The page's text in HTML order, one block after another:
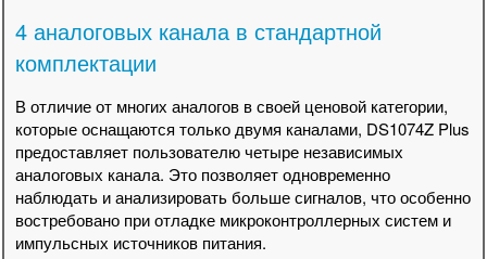
4 аналоговых канала в стандартной
комплектации
В отличие от многих аналогов в своей ценовой категории,
которые оснащаются только двумя каналами, DS1074Z Plus
предоставляет пользователю четыре независимых
аналоговых канала. Это позволяет одновременно
наблюдать и анализировать больше сигналов, что особенно
востребовано при отладке микроконтроллерных систем и
импульсных источников питания.